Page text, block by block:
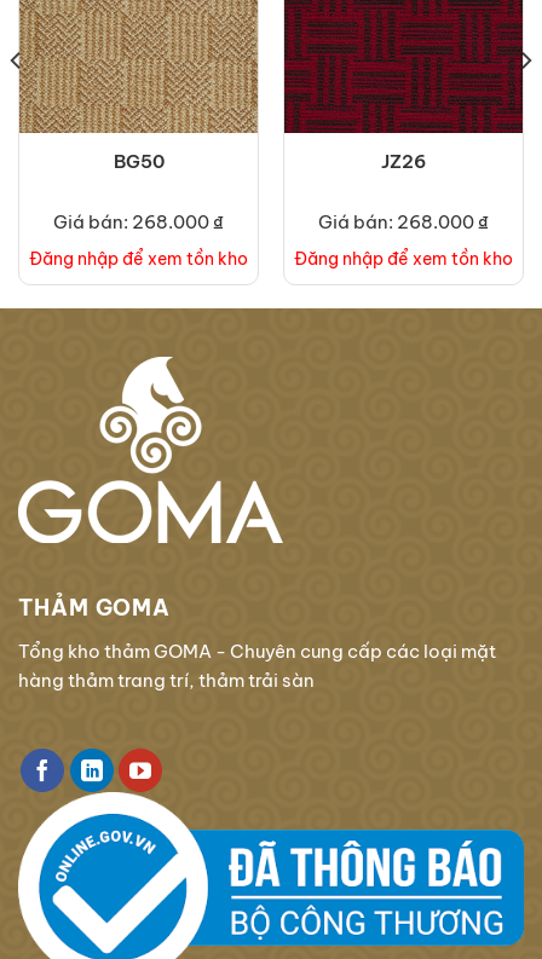
BG50
Giá bán: 268.000 ₫
Đăng nhập để xem tồn kho
JZ26
Giá bán: 268.000 ₫
Đăng nhập để xem tồn kho
THẢM GOMA
Tổng kho thảm GOMA - Chuyên cung cấp các loại mặt
hàng thảm trang trí, thảm trải sàn